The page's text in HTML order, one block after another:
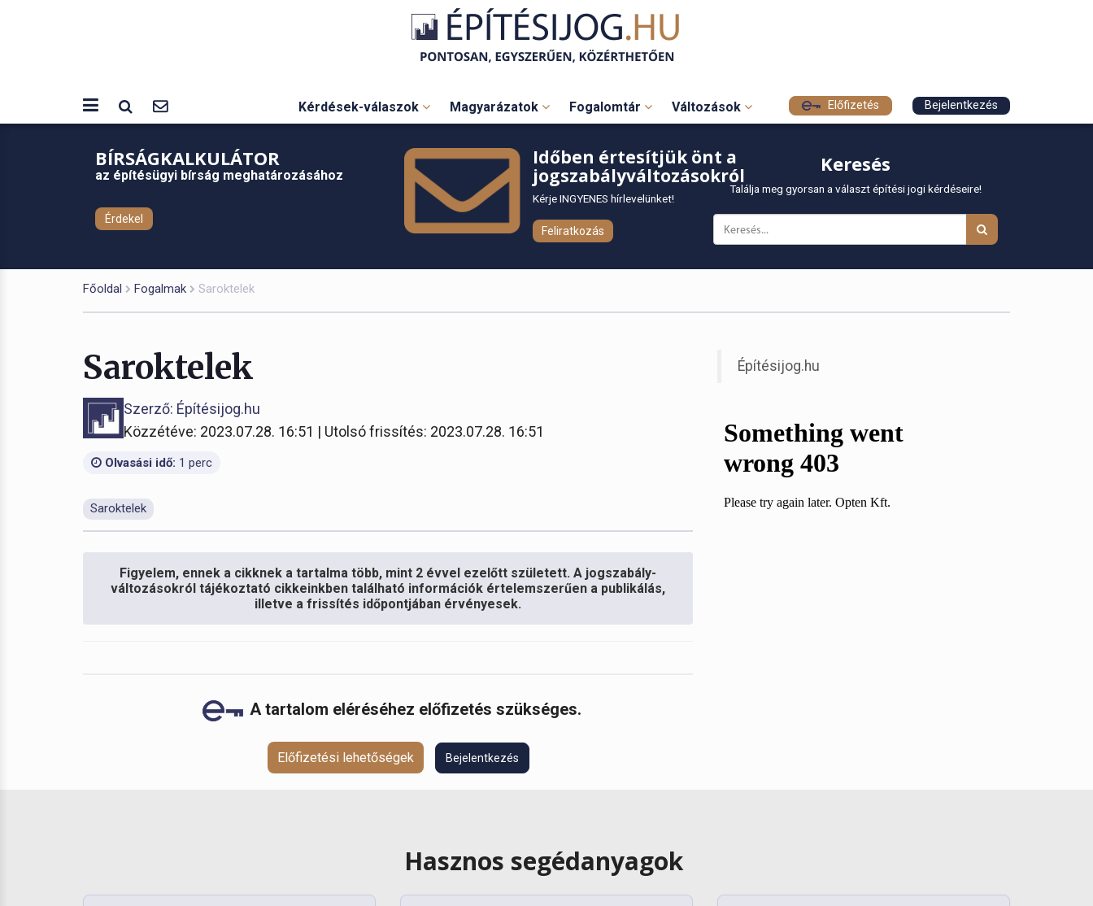
Kérdések-válaszok Magyarázatok Fogalomtár Változások Előfizetés Bejelentkezés
BÍRSÁGKALKULÁTOR
az építésügyi bírság meghatározásához
Érdekel
Időben értesítjük önt a
jogszabályváltozásokról
Kérje INGYENES hírlevelünket!
Feliratkozás
Keresés
Találja meg gyorsan a választ építési jogi kérdéseire!
Főoldal Fogalmak Saroktelek
Saroktelek
Szerző: Építésijog.hu
Közzétéve: 2023.07.28. 16:51 | Utolsó frissítés: 2023.07.28. 16:51
Olvasási idő: 1 perc
Saroktelek
Figyelem, ennek a cikknek a tartalma több, mint 2 évvel ezelőtt született. A jogszabály-
változásokról tájékoztató cikkeinkben található információk értelemszerűen a publikálás,
illetve a frissítés időpontjában érvényesek.
A tartalom eléréséhez előfizetés szükséges.
Előfizetési lehetőségek Bejelentkezés
Építésijog.hu
Hasznos segédanyagok